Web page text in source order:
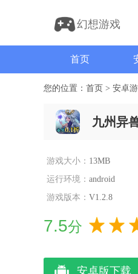
幻想游戏
首页
您的位置： 首页 > 安卓
九州异
游戏大小： 13MB
运行环境： android
游戏版本： V1.2.8
7.5分
安卓版下载